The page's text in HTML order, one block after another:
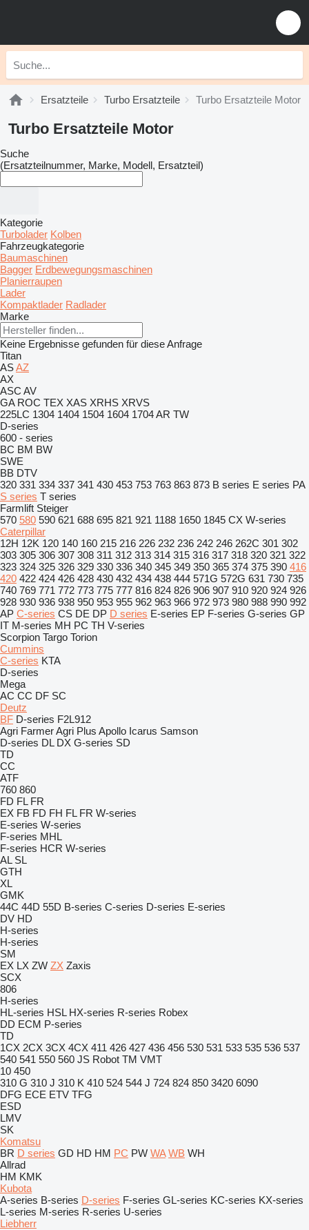
Ersatzteile Turbo Ersatzteile Turbo Ersatzteile Motor
Turbo Ersatzteile Motor
Suche
(Ersatzteilnummer, Marke, Modell, Ersatzteil)
Kategorie
Turbolader Kolben
Fahrzeugkategorie
Baumaschinen
Bagger Erdbewegungsmaschinen
Planierraupen
Lader
Kompaktlader Radlader
Marke
Keine Ergebnisse gefunden für diese Anfrage
Titan
ASAZ
AX
ASC AV
GA ROC TEX XAS XRHS XRVS
225LC 1304 1404 1504 1604 1704AR TW
D-series
600 - series
BC BM BW
SWE
BB DTV
320 331 334 337 341 430 453 753 763 863 873 B series E series PA
S series T series
Farmlift Steiger
570 580 590 621 688 695 821 921 1188 1650 1845 CX W-series
Caterpillar
12H 12K 120 140 160 215 216 226 232 236 242 246 262C 301 302
303 305 306 307 308 311 312 313 314 315 316 317 318 320 321 322
323 324 325 326 329 330 336 340 345 349 350 365 374 375 390 416
420 422 424 426 428 430 432 434 438 444 571G 572G 631 730 735
740 769 771 772 773 775 777 816 824 826 906 907 910 920 924 926
928 930 936 938 950 953 955 962 963 966 972 973 980 988 990 992
AP C-series CS DE DP D series E-series EP F-series G-series GP
IT M-series MH PC TH V-series
Scorpion Targo Torion
Cummins
C-series KTA
D-series
Mega
AC CC DF SC
Deutz
BF D-series F2L912
Agri FarmerAgri Plus Apollo Icarus Samson
D-series DL DX G-series SD
TD
CC
ATF
760 860
FD FL FR
EX FB FD FH FL FR W-series
E-series W-series
F-series MHL
F-series HCR W-series
AL SL
GTH
XL
GMK
44C 44D 55D B-series C-series D-series E-series
DV HD
H-series
H-series
SM
EX LX ZW ZX Zaxis
SCX
806
H-series
HL-series HSL HX-series R-series Robex
DD ECM P-series
TD
1CX 2CX 3CX 4CX 411 426 427 436 456 530 531 533 535 536 537
540 541 550 560 JS Robot TM VMT
10 450
310 G 310 J 310 K 410 524 544 J 724 824 850 3420 6090
DFG ECE ETV TFG
ESD
LMV
SK
Komatsu
BR D series GD HD HM PC PW WA WB WH
Allrad
HM KMK
Kubota
A-series B-series D-series F-series GL-series KC-series KX-series
L-series M-series R-series U-series
Liebherr